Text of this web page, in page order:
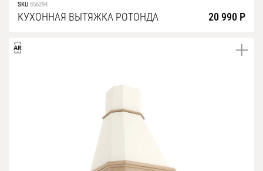
SKU 856294
КУХОННАЯ ВЫТЯЖКА РОТОНДА 20 990 Р